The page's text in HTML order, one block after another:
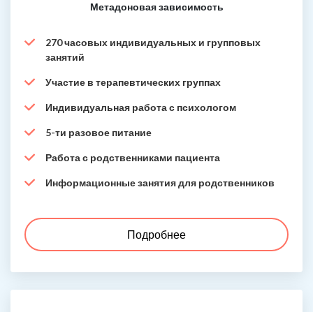
Метадоновая зависимость
270 часовых индивидуальных и групповых
занятий
Участие в терапевтических группах
Индивидуальная работа с психологом
5-ти разовое питание
Работа с родственниками пациента
Информационные занятия для родственников
Подробнее